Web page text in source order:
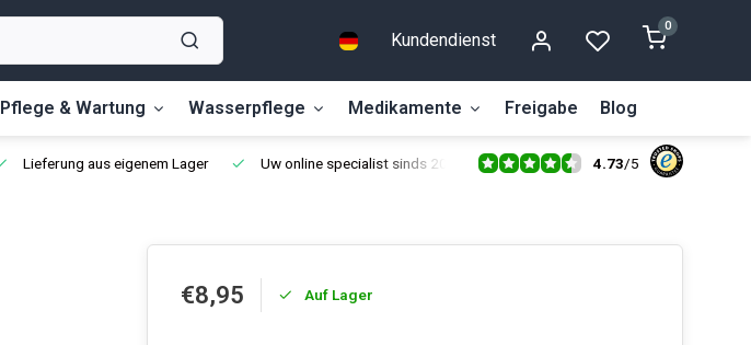
Kundendienst
0
Pflege & Wartung Wasserpflege Medikamente Freigabe Blog
Lieferung aus eigenem Lager Uw online specialist sinds 2014 4.73/5
€8,95 Auf Lager